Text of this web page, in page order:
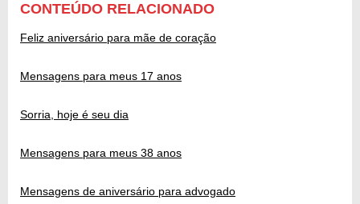
CONTEÚDO RELACIONADO
Feliz aniversário para mãe de coração
Mensagens para meus 17 anos
Sorria, hoje é seu dia
Mensagens para meus 38 anos
Mensagens de aniversário para advogado